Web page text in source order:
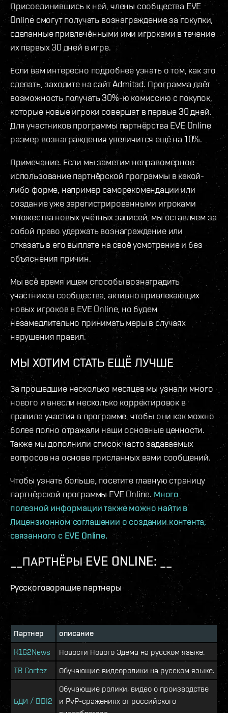
Присоединившись к ней, члены сообщества EVE
Online смогут получать вознаграждение за покупки,
сделанные привлечёнными ими игроками в течение
их первых 30 дней в игре.
Если вам интересно подробнее узнать о том, как это
сделать, заходите на сайт Admitad. Программа даёт
возможность получать 30%-ю комиссию с покупок,
которые новые игроки совершат в первые 30 дней.
Для участников программы партнёрства EVE Online
размер вознаграждения увеличится ещё на 10%.
Примечание. Если мы заметим неправомерное
использование партнёрской программы в какой-
либо форме, например саморекомендации или
создание уже зарегистрированными игроками
множества новых учётных записей, мы оставляем за
собой право удержать вознаграждение или
отказать в его выплате на своё усмотрение и без
объяснения причин.
Мы всё время ищем способы вознаградить
участников сообщества, активно привлекающих
новых игроков в EVE Online, но будем
незамедлительно принимать меры в случаях
нарушения правил.
МЫ ХОТИМ СТАТЬ ЕЩЁ ЛУЧШЕ
За прошедшие несколько месяцев мы узнали много
нового и внесли несколько корректировок в
правила участия в программе, чтобы они как можно
более полно отражали наши основные ценности.
Также мы дополнили список часто задаваемых
вопросов на основе присланных вами сообщений.
Чтобы узнать больше, посетите главную страницу
партнёрской программы EVE Online. Много
полезной информации также можно найти в
Лицензионном соглашении о создании контента,
связанного с EVE Online.
__ПАРТНЁРЫ EVE ONLINE: __
Русскоговорящие партнеры
Партнер описание
K162News
Новости Нового Эдема на русском языке.
TR Cortez
Обучающие видеоролики на русском языке.
БДИ / BDI2
Обучающие ролики, видео о производстве
и PvP-сражениях от российского